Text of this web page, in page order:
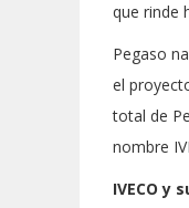
que rinde
Pegaso
el
total de
nombre
IVECO y